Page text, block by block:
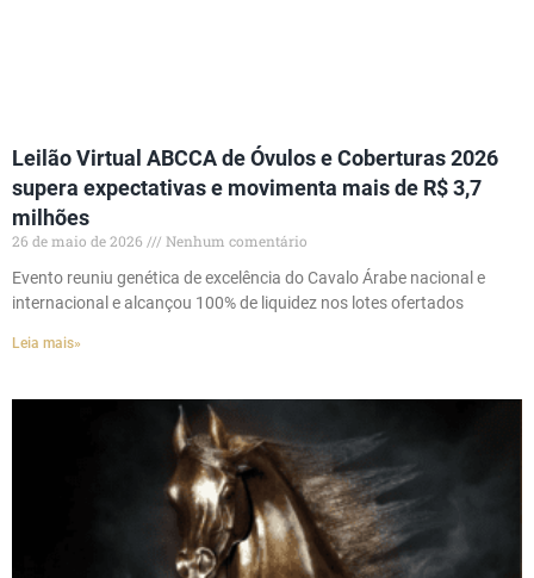
Leilão Virtual ABCCA de Óvulos e Coberturas 2026
supera expectativas e movimenta mais de R$ 3,7
milhões
26 de maio de 2026
Nenhum comentário
Evento reuniu genética de excelência do Cavalo Árabe nacional e
internacional e alcançou 100% de liquidez nos lotes ofertados
Leia mais»